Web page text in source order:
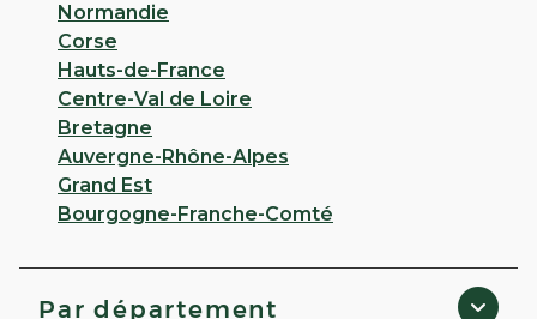
CHOISIR CETTE PHARMACIE
PHARMACIE DU PARC DE LA
REINE - Boulogne-Billancourt
107 Route de la Reine 92100 Boulogne-Billancourt
Appeler
Normandie
Corse
Hauts-de-France
Centre-Val de Loire
Bretagne
Auvergne-Rhône-Alpes
Grand Est
Bourgogne-Franche-Comté
Par département